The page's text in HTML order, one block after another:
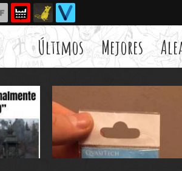
Últimos Mejores